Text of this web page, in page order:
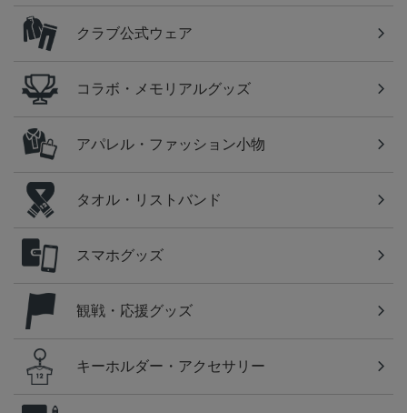
クラブ公式ウェア
コラボ・メモリアルグッズ
アパレル・ファッション小物
タオル・リストバンド
スマホグッズ
観戦・応援グッズ
キーホルダー・アクセサリー